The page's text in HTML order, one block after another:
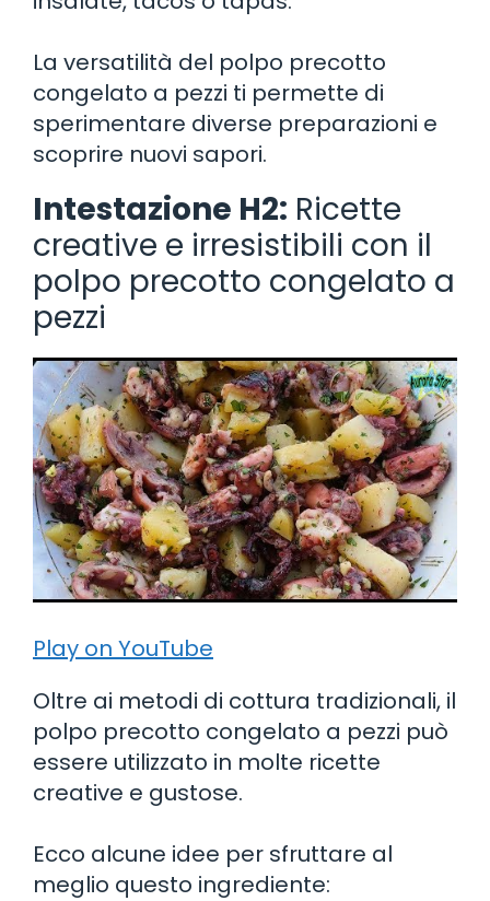
La versatilità del polpo precotto
congelato a pezzi ti permette di
sperimentare diverse preparazioni e
scoprire nuovi sapori.
Intestazione H2: Ricette
creative e irresistibili con il
polpo precotto congelato a
pezzi
Play on YouTube
Oltre ai metodi di cottura tradizionali, il
polpo precotto congelato a pezzi può
essere utilizzato in molte ricette
creative e gustose.
Ecco alcune idee per sfruttare al
meglio questo ingrediente: